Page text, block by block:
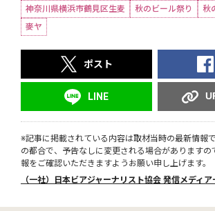
神奈川県横浜市鶴見区生麦
秋のビール祭り
秋
麥ヤ
ポスト
LINE
※記事に掲載されている内容は取材当時の最新情報
の都合で、予告なしに変更される場合がありますの
報をご確認いただきますようお願い申し上げます。
（一社）日本ビアジャーナリスト協会 発信メディア